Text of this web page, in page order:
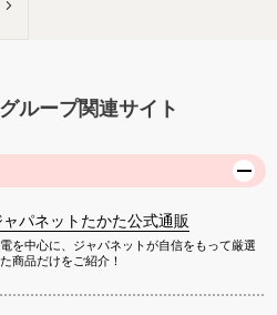
ループ関連サイト
ャパネットたかた公式通販
を中心に、ジャパネットが自信をもって厳選
商品だけをご紹介！